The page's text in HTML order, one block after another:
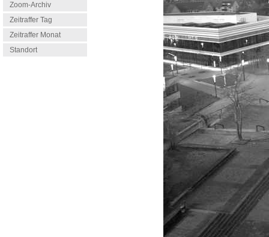
Zoom-Archiv
Zeitraffer Tag
Zeitraffer Monat
Standort